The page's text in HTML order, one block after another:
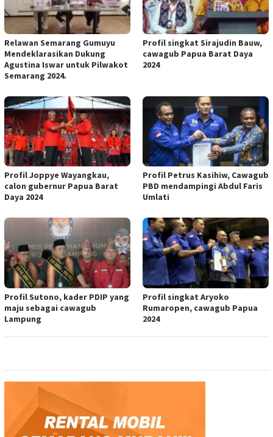
Relawan Semarang Gumuyu
Mendeklarasikan Dukung
Agustina Iswar untuk Pilwakot
Semarang 2024.
Profil singkat Sirajudin Bauw,
cawagub Papua Barat Daya
2024
Profil Joppye Wayangkau,
calon gubernur Papua Barat
Daya 2024
Profil Petrus Kasihiw, Cawagub
PBD mendampingi Abdul Faris
Umlati
Profil Sutono, kader PDIP yang
maju sebagai cawagub
Lampung
Profil singkat Aryoko
Rumaropen, cawagub Papua
2024